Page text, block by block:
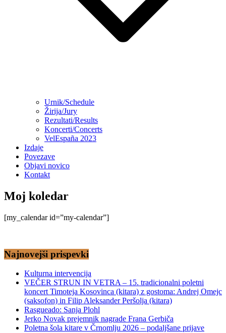
Urnik/Schedule
Žirija/Jury
Rezultati/Results
Koncerti/Concerts
VelEspaña 2023
Izdaje
Povezave
Objavi novico
Kontakt
Moj koledar
[my_calendar id=”my-calendar”]
Najnovejši prispevki
Kulturna intervencija
VEČER STRUN IN VETRA – 15. tradicionalni poletni
koncert Timoteja Kosovinca (kitara) z gostoma: Andrej Omejc
(saksofon) in Filip Aleksander Peršolja (kitara)
Rasgueado: Sanja Plohl
Jerko Novak prejemnik nagrade Frana Gerbiča
Poletna šola kitare v Črnomlju 2026 – podaljšane prijave